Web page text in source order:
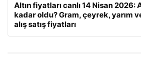
Altın fiyatları canlı 14 Nisan 2026:
kadar oldu? Gram, çeyrek, yarım
alış satış fiyatları